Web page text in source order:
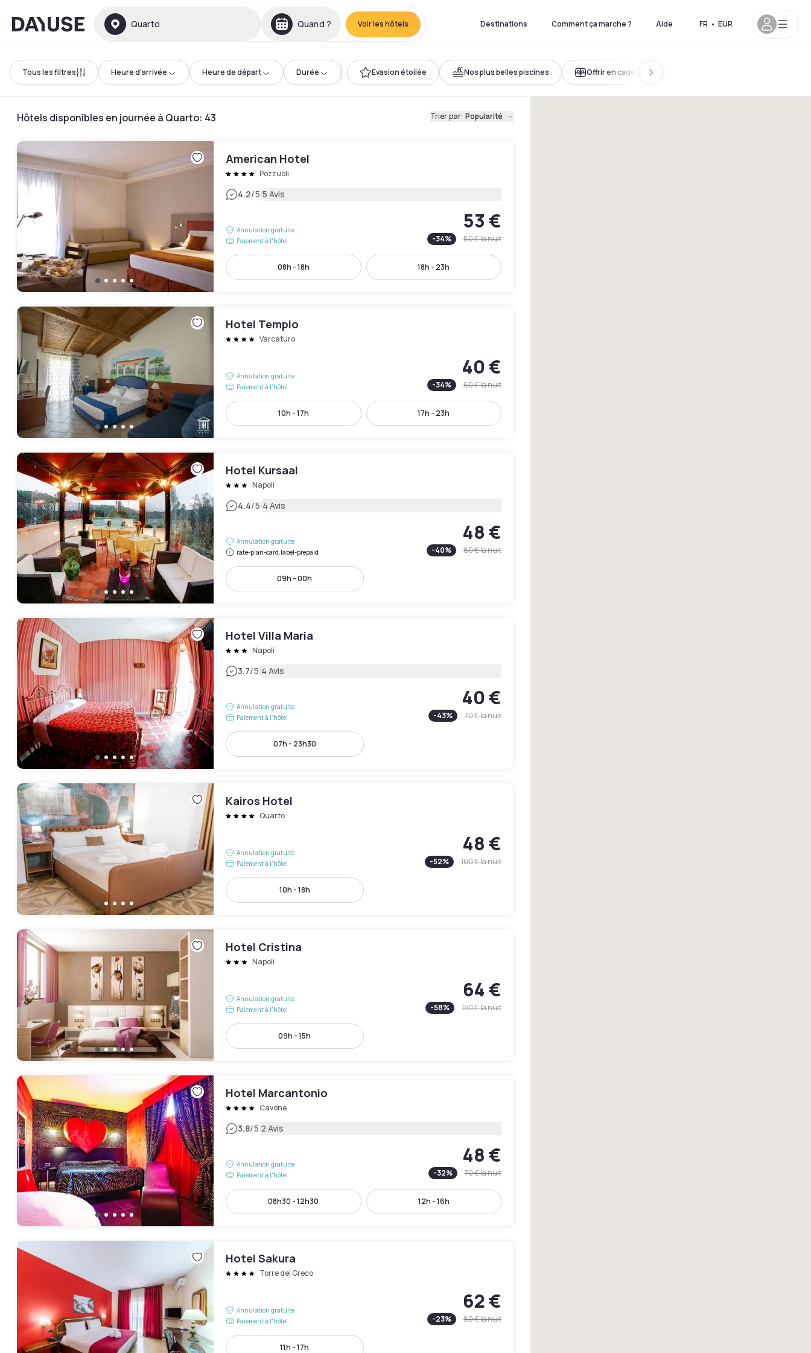
Dayuse Quarto Quand ? Voir les hôtels Destinations Comment ça marche ? Aide FR • EUR
Tous les filtres Heure d'arrivée Heure de départ Durée Evasion étoilée Nos plus belles piscines Offrir en cadeau
Hôtels disponibles en journée à Quarto: 43 Trier par: Popularité
American Hotel
Pozzuoli
4.2/5|5 Avis
Annulation gratuite
Paiement à l'hôtel
53 €
-34% 80 €la nuit
08h - 18h 18h - 23h
Hotel Tempio
Varcaturo
Annulation gratuite
Paiement à l'hôtel
40 €
-34% 60 €la nuit
10h - 17h 17h - 23h
Hotel Kursaal
Napoli
4.4/5|4 Avis
Annulation gratuite
rate-plan-card.label-prepaid
48 €
-40% 80 €la nuit
09h - 00h
Hotel Villa Maria
Napoli
3.7/5|4 Avis
Annulation gratuite
Paiement à l'hôtel
40 €
-43% 70 €la nuit
07h - 23h30
Kairos Hotel
Quarto
Annulation gratuite
Paiement à l'hôtel
48 €
-52% 100 €la nuit
10h - 18h
Hotel Cristina
Napoli
Annulation gratuite
Paiement à l'hôtel
64 €
-58% 150 €la nuit
09h - 15h
Hotel Marcantonio
Cavone
3.8/5|2 Avis
Annulation gratuite
Paiement à l'hôtel
48 €
-32% 70 €la nuit
08h30 - 12h30 12h - 16h
Hotel Sakura
Torre del Greco
Annulation gratuite
Paiement à l'hôtel
62 €
-23% 80 €la nuit
11h - 17h